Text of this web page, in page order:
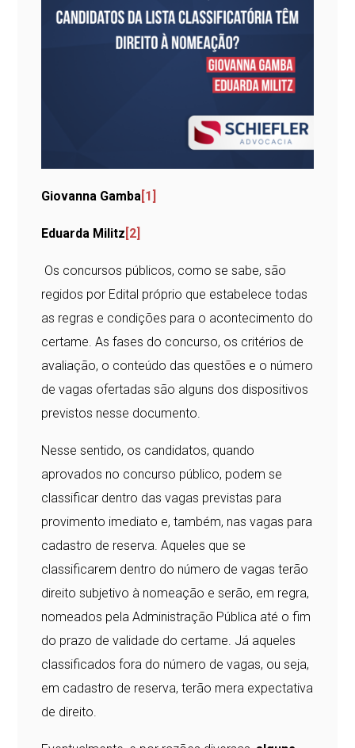
Giovanna Gamba [1]
Eduarda Militz [2]
Os concursos públicos, como se sabe, são
regidos por Edital próprio que estabelece todas
as regras e condições para o acontecimento do
certame. As fases do concurso, os critérios de
avaliação, o conteúdo das questões e o número
de vagas ofertadas são alguns dos dispositivos
previstos nesse documento.
Nesse sentido, os candidatos, quando
aprovados no concurso público, podem se
classificar dentro das vagas previstas para
provimento imediato e, também, nas vagas para
cadastro de reserva. Aqueles que se
classificarem dentro do número de vagas terão
direito subjetivo à nomeação e serão, em regra,
nomeados pela Administração Pública até o fim
do prazo de validade do certame. Já aqueles
classificados fora do número de vagas, ou seja,
em cadastro de reserva, terão mera expectativa
de direito.